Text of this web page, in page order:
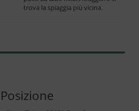
trova la spiaggia più vicina.
Posizione